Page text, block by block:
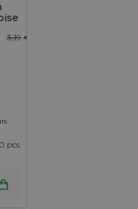
3,19 €
pcs